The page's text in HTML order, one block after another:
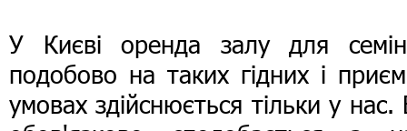
У Києві оренда залу для
подобово на таких гідних і
умовах здійснюється тільки у нас.